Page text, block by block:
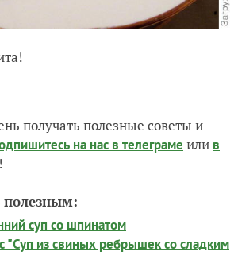
получать полезные советы и
на нас в телеграме или в
!
полезным:
суп со шпинатом
"Суп из свиных ребрышек со сладким